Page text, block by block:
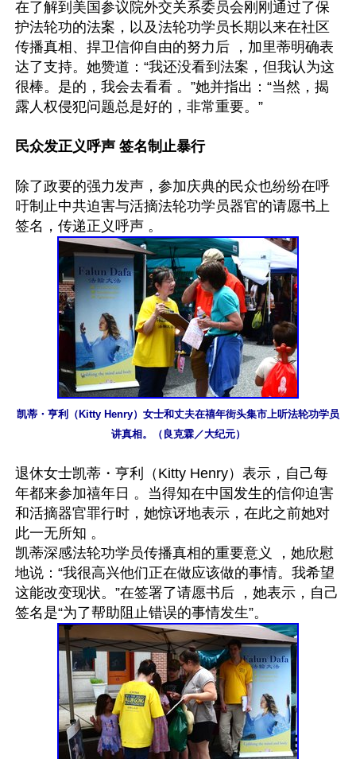
在了解到美国参议院外交关系委员会刚刚通过了保
护法轮功的法案，以及法轮功学员长期以来在社区
传播真相、捍卫信仰自由的努力后 ，加里蒂明确表
达了支持。她赞道：“我还没看到法案，但我认为这
很棒。是的，我会去看看 。”她并指出：“当然，揭
露人权侵犯问题总是好的，非常重要。”
民众发正义呼声 签名制止暴行
除了政要的强力发声，参加庆典的民众也纷纷在呼
吁制止中共迫害与活摘法轮功学员器官的请愿书上
凯蒂・亨利（Kitty Henry）女士和丈夫在禧年街头集市上听法轮功学员
讲真相。（良克霖／大纪元）
退休女士凯蒂・亨利（Kitty Henry）表示，自己每
年都来参加禧年日 。当得知在中国发生的信仰迫害
和活摘器官罪行时，她惊讶地表示，在此之前她对
此一无所知 。
凯蒂深感法轮功学员传播真相的重要意义 ，她欣慰
地说：“我很高兴他们正在做应该做的事情。我希望
这能改变现状。”在签署了请愿书后 ，她表示，自己